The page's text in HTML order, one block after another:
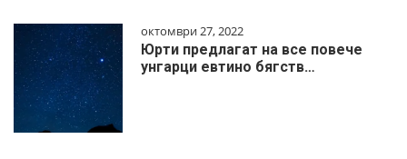
октомври 27, 2022
Юрти предлагат на все повече
унгарци евтино бягств…